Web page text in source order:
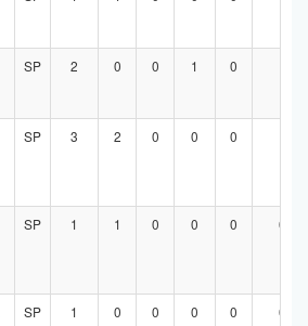
SP 2 0 0 1 0
SP 3 2 0 0 0
SP 1 1 0 0 0 0
SP 1 0 0 0 0 0